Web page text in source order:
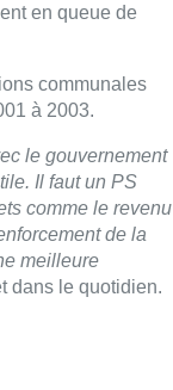
en queue de
communales
à 2003.
le gouvernement
Il faut un PS
comme le revenu
de la
meilleure
dans le quotidien.